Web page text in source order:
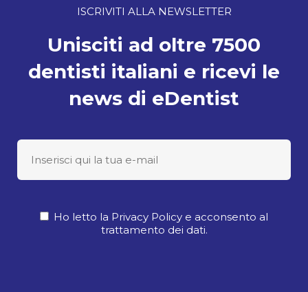
ISCRIVITI ALLA NEWSLETTER
Unisciti ad oltre 7500
dentisti italiani e ricevi le
news di eDentist
Ho letto la Privacy Policy e acconsento al
trattamento dei dati.